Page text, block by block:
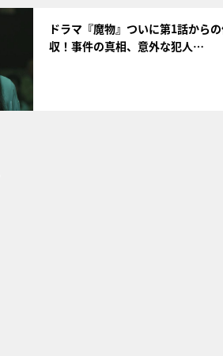
ドラマ『魔物』ついに第1話から
収！事件の真相、意外な犯人…